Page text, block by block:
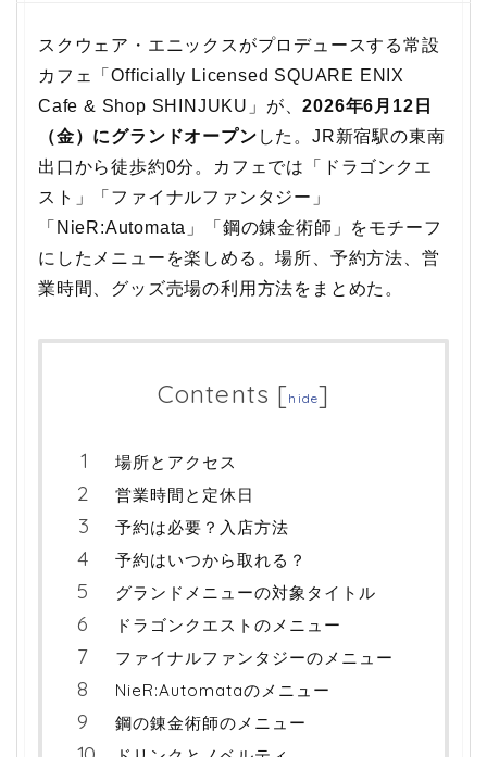
スクウェア・エニックスがプロデュースする常設
カフェ「Officially Licensed SQUARE ENIX
Cafe & Shop SHINJUKU」が、2026年6月12日
（金）にグランドオープン した。JR新宿駅の東南
出口から徒歩約0分。カフェでは「ドラゴンクエ
スト」「ファイナルファンタジー」
「NieR:Automata」「鋼の錬金術師」をモチーフ
にしたメニューを楽しめる。場所、予約方法、営
業時間、グッズ売場の利用方法をまとめた。
Contents [hide]
場所とアクセス
営業時間と定休日
予約は必要？入店方法
予約はいつから取れる？
グランドメニューの対象タイトル
ドラゴンクエストのメニュー
ファイナルファンタジーのメニュー
NieR:Automataのメニュー
鋼の錬金術師のメニュー